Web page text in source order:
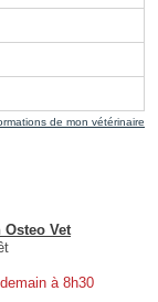
de mon vétérinaire
Osteo Vet
à 8h30